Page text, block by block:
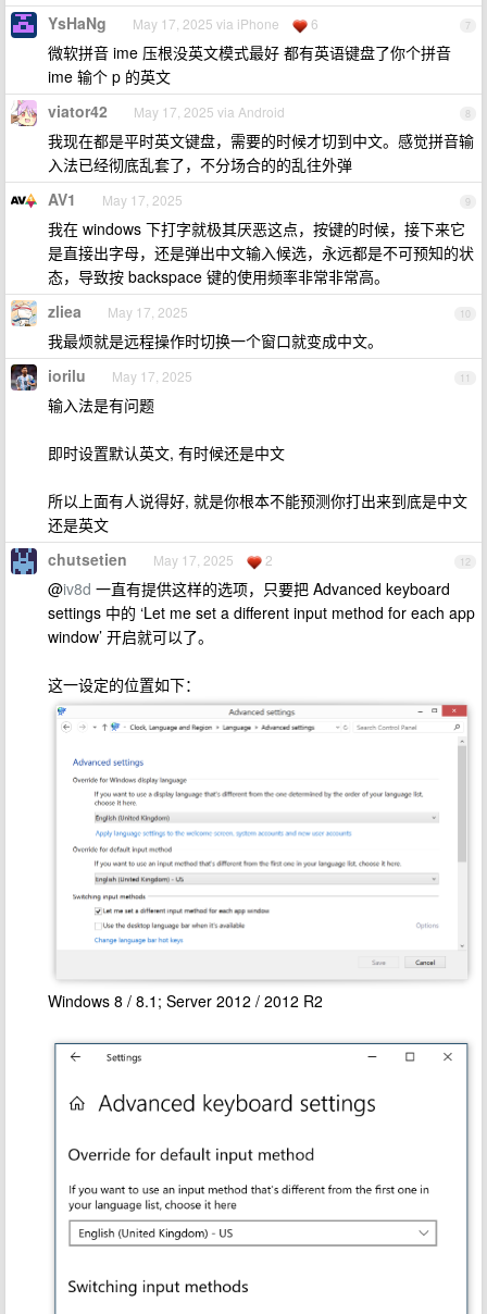
7
YsHaNg May 17, 2025 via iPhone 6
微软拼音 ime 压根没英文模式最好 都有英语键盘了你个拼音
ime 输个 p 的英文
8
viator42 May 17, 2025 via Android
我现在都是平时英文键盘，需要的时候才切到中文。感觉拼音输
入法已经彻底乱套了，不分场合的的乱往外弹
9
AV1 May 17, 2025
我在 windows 下打字就极其厌恶这点，按键的时候，接下来它
是直接出字母，还是弹出中文输入候选，永远都是不可预知的状
态，导致按 backspace 键的使用频率非常非常高。
10
zliea May 17, 2025
我最烦就是远程操作时切换一个窗口就变成中文。
11
iorilu May 17, 2025
输入法是有问题
即时设置默认英文, 有时候还是中文
所以上面有人说得好, 就是你根本不能预测你打出来到底是中文
还是英文
12
chutsetien May 17, 2025 2
@iv8d 一直有提供这样的选项，只要把 Advanced keyboard
settings 中的 ‘Let me set a different input method for each app
window’ 开启就可以了。
这一设定的位置如下：
Windows 8 / 8.1; Server 2012 / 2012 R2